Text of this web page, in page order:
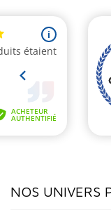
NOS UNIVERS